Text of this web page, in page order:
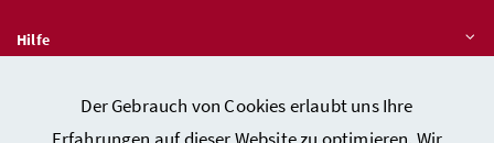
Der Gebrauch von Cookies erlaubt uns Ihre
Hilfe
Quicklinks